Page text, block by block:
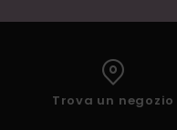
Trova un negozio